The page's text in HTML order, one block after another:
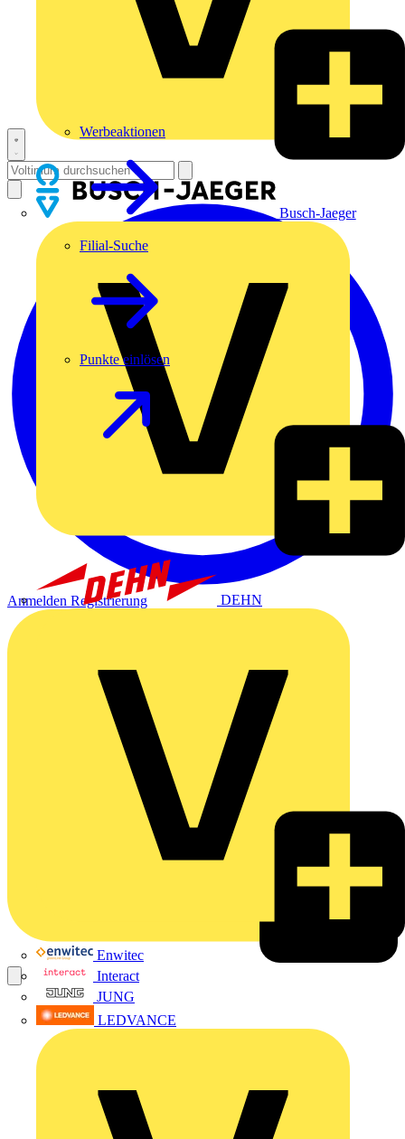
Busch-Jaeger
DEHN
Enwitec
Interact
JUNG
LEDVANCE
Werbeaktionen
Filial-Suche
Punkte einlösen
Anmelden Registrierung